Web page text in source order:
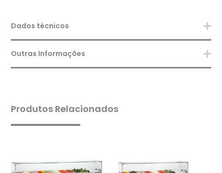
Dados técnicos
Outras Informações
Produtos Relacionados